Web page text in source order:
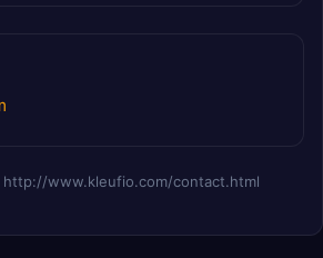
http://www.kleufio.com/contact.html